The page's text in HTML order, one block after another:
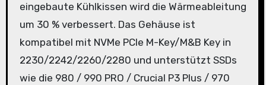
eingebaute Kühlkissen wird die Wärmeableitung
um 30 % verbessert. Das Gehäuse ist
kompatibel mit NVMe PCIe M-Key/M&B Key in
2230/2242/2260/2280 und unterstützt SSDs
wie die 980 / 990 PRO / Crucial P3 Plus / 970